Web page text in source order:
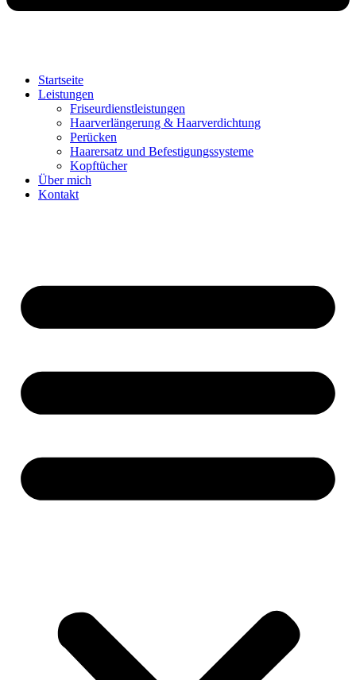
Startseite
Leistungen
Friseurdienstleistungen
Haarverlängerung & Haarverdichtung
Perücken
Haarersatz und Befestigungssysteme
Kopftücher
Über mich
Kontakt